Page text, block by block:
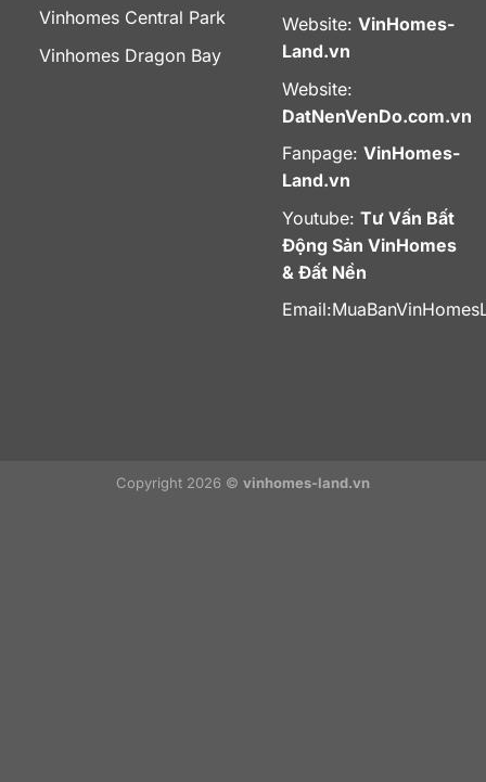
Vinhomes Central Park
Vinhomes Dragon Bay
Website: VinHomes-
Land.vn
Website:
DatNenVenDo.com.vn
Fanpage: VinHomes-
Land.vn
Youtube: Tư Vấn Bất
Động Sản VinHomes
& Đất Nền
Email:
Copyright 2026 © vinhomes-land.vn